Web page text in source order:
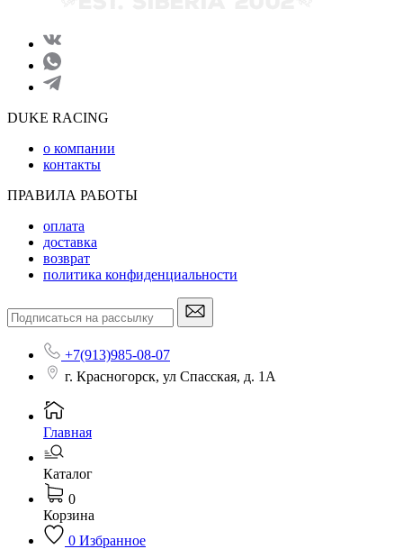
DUKE RACING
о компании
контакты
ПРАВИЛА РАБОТЫ
оплата
доставка
возврат
политика конфиденциальности
+7(913)985-08-07
г. Красногорск, ул Спасская, д. 1А
Главная
Каталог
0
Корзина
0 Избранное